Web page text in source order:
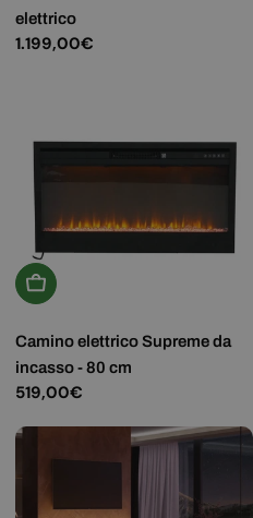
elettrico
Prezzo
1.199,00€
Aggiungi Al Carrello
Camino elettrico Supreme da
incasso - 80 cm
Prezzo
519,00€